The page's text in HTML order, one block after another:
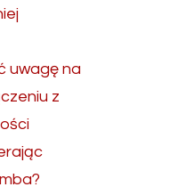
uwagę na
z